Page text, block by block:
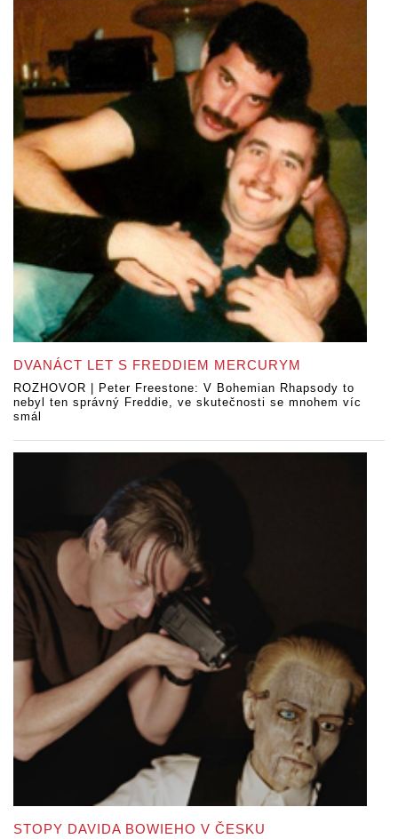
DVANÁCT LET S FREDDIEM MERCURYM
ROZHOVOR | Peter Freestone: V Bohemian Rhapsody to
nebyl ten správný Freddie, ve skutečnosti se mnohem víc
smál
STOPY DAVIDA BOWIEHO V ČESKU